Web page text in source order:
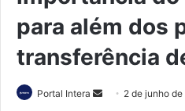
para além dos
transferência
Portal Intera
Mande2 de junho